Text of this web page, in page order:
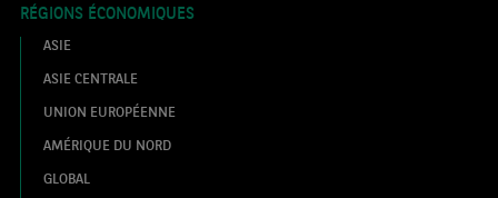
RÉGIONS ÉCONOMIQUES
ASIE
ASIE CENTRALE
UNION EUROPÉENNE
AMÉRIQUE DU NORD
GLOBAL